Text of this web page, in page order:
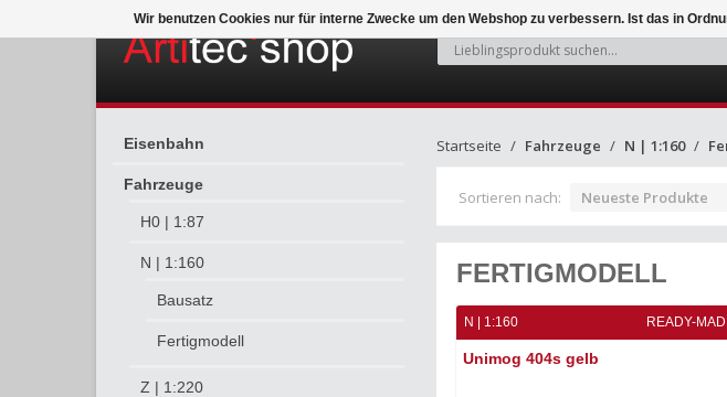
Eisenbahn
Fahrzeuge
H0 | 1:87
N | 1:160
Bausatz
Fertigmodell
Z | 1:220
Startseite Fahrzeuge N | 1:160
Sortieren nach: Neueste Produkte
FERTIGMODELL
N | 1:160 READY-
Unimog 404s gelb
Wir benutzen Cookies nur für interne Zwecke um den Webshop zu verbessern. Ist das in